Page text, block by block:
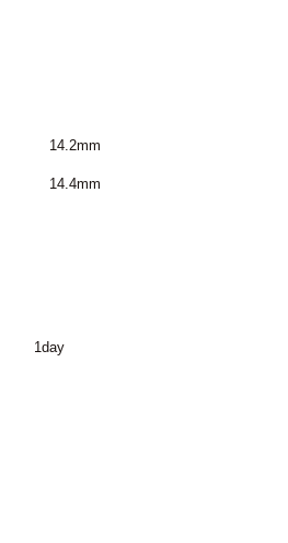
14.2mm
14.4mm
1day